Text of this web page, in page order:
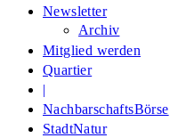
Newsletter
Archiv
Mitglied werden
Quartier
|
NachbarschaftsBörse
StadtNatur